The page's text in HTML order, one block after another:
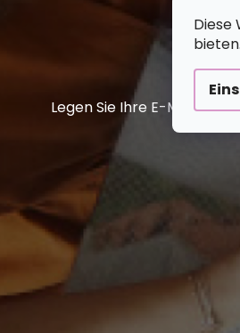
Diese
bieten.
Legen Sie Ihre E-Mail ein